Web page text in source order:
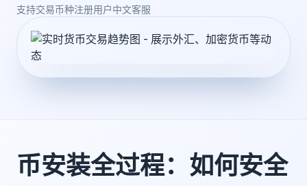
支持交易币种注册用户中文客服
币安装全过程：如何安全